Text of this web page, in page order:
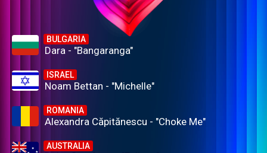
BULGARIA
Dara - "Bangaranga"
ISRAEL
Noam Bettan - "Michelle"
ROMANIA
Alexandra Căpitănescu - "Choke Me"
AUSTRALIA